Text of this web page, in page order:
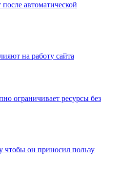
автоматической
на работу сайта
ограничивает ресурсы без
чтобы он приносил пользу